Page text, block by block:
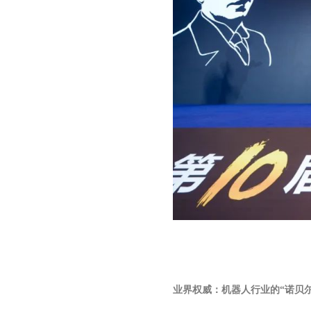
业界权威：机器人行业的“诺贝